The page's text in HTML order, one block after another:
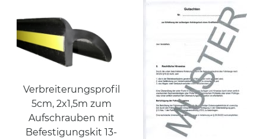
Verbreiterungsprofil
5cm, 2x1,5m zum
Aufschrauben mit
Befestigungskit 13-